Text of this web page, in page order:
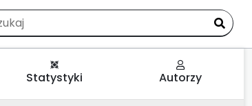
Statystyki Autorzy